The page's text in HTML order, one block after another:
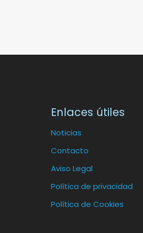
Enlaces útiles
Noticias
Contacto
Aviso Legal
Política de privacidad
Política de Cookies